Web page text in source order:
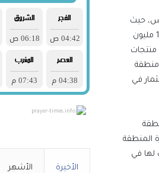
حيث
استثمرت الشركة 137 مليون دولار كرأس مال مدفوع، فضلًا عن حصول الشركة على الرخصة الذهبية يوليو الماضي لحجم استثمارات بلغت 110 مليون
تصنيع منتجات
منطقة
في
المنطقة
لها في
prayer-times.info
الأخيرة الأشهر